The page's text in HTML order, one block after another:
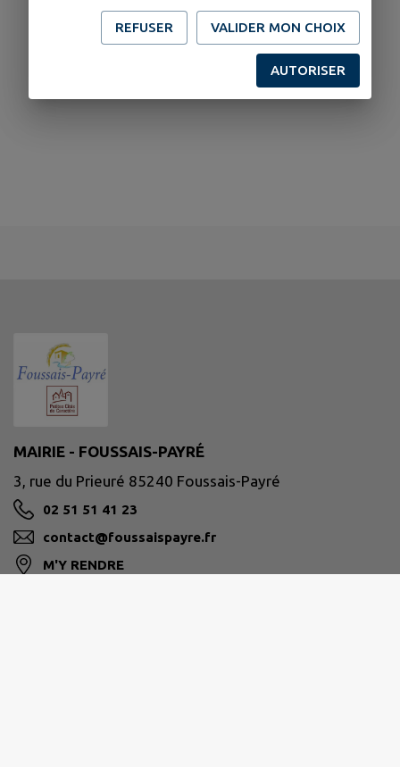
MAIRIE - FOUSSAIS-PAYRÉ
3, rue du Prieuré 85240 Foussais-Payré
02 51 51 41 23
contact@foussaispayre.fr
M'Y RENDRE
REFUSER VALIDER MON CHOIX
AUTORISER